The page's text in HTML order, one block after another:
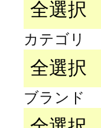
カテゴリ
ブランド